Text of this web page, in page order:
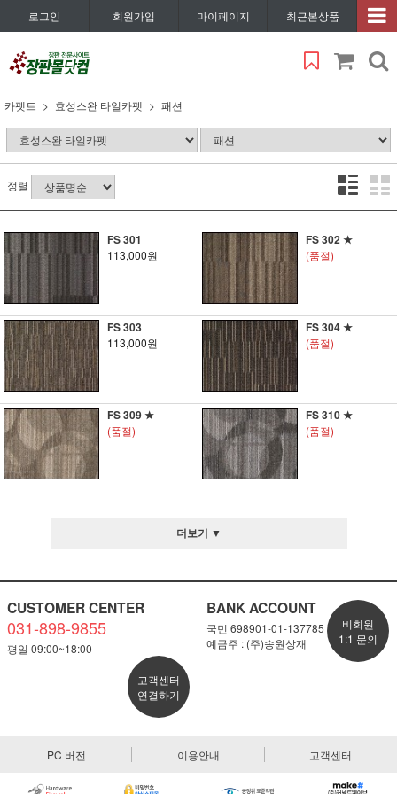
로그인 회원가입 마이페이지 최근본상품
카펫트 효성스완 타일카펫 패션
정렬
FS 301
113,000원
FS 302 ★
(품절)
FS 303
113,000원
FS 304 ★
(품절)
FS 309 ★
(품절)
FS 310 ★
(품절)
더보기 ▼
CUSTOMER CENTER
031-898-9855
평일 09:00~18:00
고객센터
연결하기
BANK ACCOUNT
국민 698901-01-137785
예금주 : (주)송원상재
비회원
1:1 문의
PC 버전 이용안내 고객센터